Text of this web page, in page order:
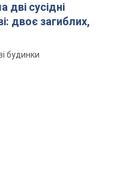
дві сусідні
двоє загиблих,
будинки